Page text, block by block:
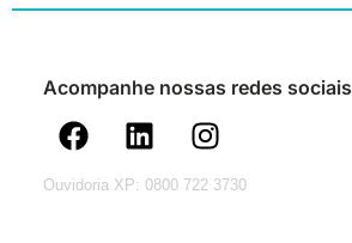
Acompanhe nossas redes sociais
Ouvidoria XP: 0800 722 3730